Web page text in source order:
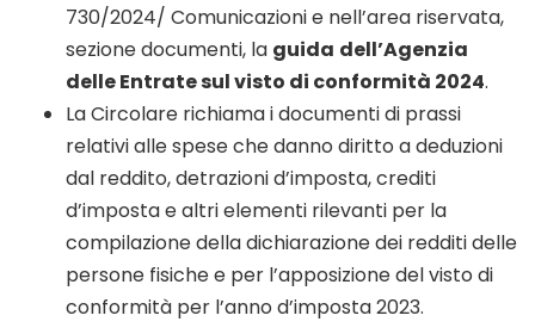
730/2024/ Comunicazioni e nell’area riservata,
sezione documenti, la guida dell’Agenzia
delle Entrate sul visto di conformità 2024.
La Circolare richiama i documenti di prassi
relativi alle spese che danno diritto a deduzioni
dal reddito, detrazioni d’imposta, crediti
d’imposta e altri elementi rilevanti per la
compilazione della dichiarazione dei redditi delle
persone fisiche e per l’apposizione del visto di
conformità per l’anno d’imposta 2023.